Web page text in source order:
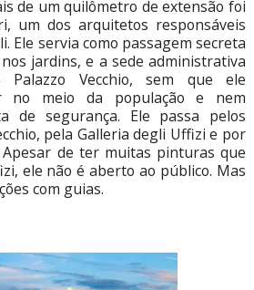
de um quilômetro de extensão foi
um dos arquitetos responsáveis
Ele servia como passagem secreta
jardins, e a sede administrativa
Palazzo Vecchio, sem que ele
no meio da população e nem
de segurança. Ele passa pelos
pela Galleria degli Uffizi e por
de ter muitas pinturas que
ele não é aberto ao público. Mas
com guias.